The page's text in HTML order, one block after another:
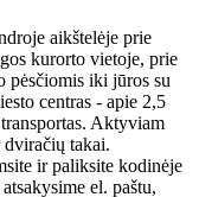
aikštelėje prie
kurorto vietoje, prie
pėsčiomis iki jūros su
centras - apie 2,5
Aktyviam
takai.
ir paliksite kodinėje
el. paštu,